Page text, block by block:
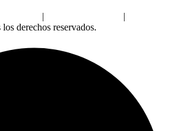
|
|
los derechos reservados.